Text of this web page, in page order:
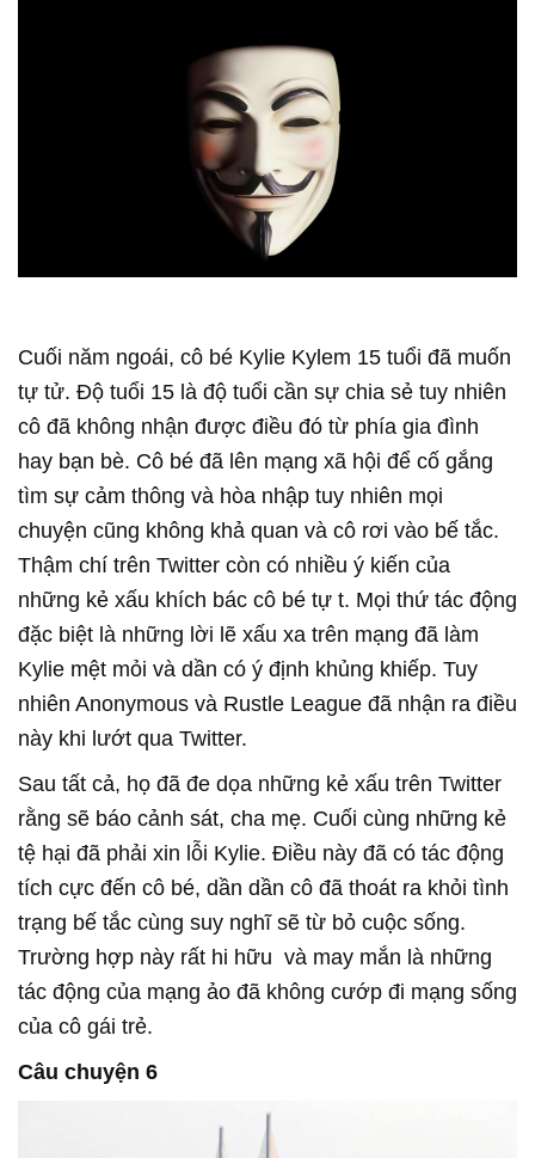
Cuối năm ngoái, cô bé Kylie Kylem 15 tuổi đã muốn
tự tử. Độ tuổi 15 là độ tuổi cần sự chia sẻ tuy nhiên
cô đã không nhận được điều đó từ phía gia đình
hay bạn bè. Cô bé đã lên mạng xã hội để cố gắng
tìm sự cảm thông và hòa nhập tuy nhiên mọi
chuyện cũng không khả quan và cô rơi vào bế tắc.
Thậm chí trên Twitter còn có nhiều ý kiến của
những kẻ xấu khích bác cô bé tự t. Mọi thứ tác động
đặc biệt là những lời lẽ xấu xa trên mạng đã làm
Kylie mệt mỏi và dần có ý định khủng khiếp. Tuy
nhiên Anonymous và Rustle League đã nhận ra điều
này khi lướt qua Twitter.
Sau tất cả, họ đã đe dọa những kẻ xấu trên Twitter
rằng sẽ báo cảnh sát, cha mẹ. Cuối cùng những kẻ
tệ hại đã phải xin lỗi Kylie. Điều này đã có tác động
tích cực đến cô bé, dần dần cô đã thoát ra khỏi tình
trạng bế tắc cùng suy nghĩ sẽ từ bỏ cuộc sống.
Trường hợp này rất hi hữu và may mắn là những
tác động của mạng ảo đã không cướp đi mạng sống
của cô gái trẻ.
Câu chuyện 6